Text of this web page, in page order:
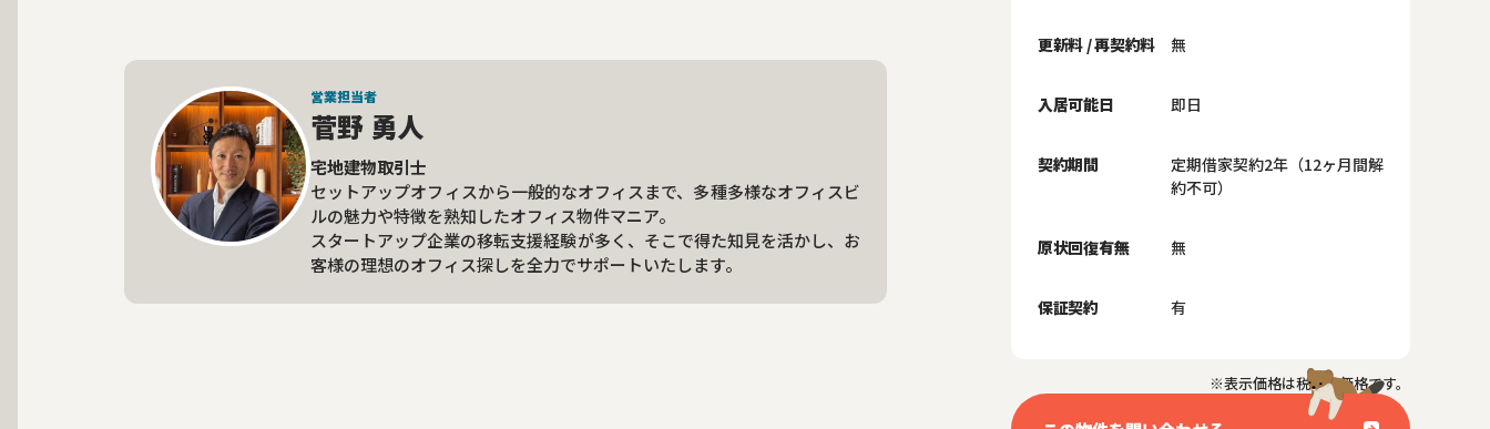
営業担当者
菅野 勇人
宅地建物取引士
セットアップオフィスから一般的なオフィスまで、多種多様なオフィスビ
ルの魅力や特徴を熟知したオフィス物件マニア。
スタートアップ企業の移転支援経験が多く、そこで得た知見を活かし、お
客様の理想のオフィス探しを全力でサポートいたします。
更新料 / 再契約料 無
入居可能日 即日
契約期間
定期借家契約2年（12ヶ月間解
約不可）
原状回復有無 無
保証契約 有
※表示価格は税抜き価格です。